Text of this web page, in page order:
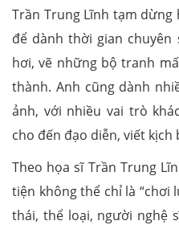
Trần Trung Lĩnh tạm
để dành thời gian
hơi, vẽ những bộ tranh
thành. Anh cũng dành
ảnh, với nhiều vai trò
cho đến đạo diễn, viết kịch
Theo họa sĩ Trần Trung
tiện không thể chỉ là “chơi
thái, thể loại, người nghệ